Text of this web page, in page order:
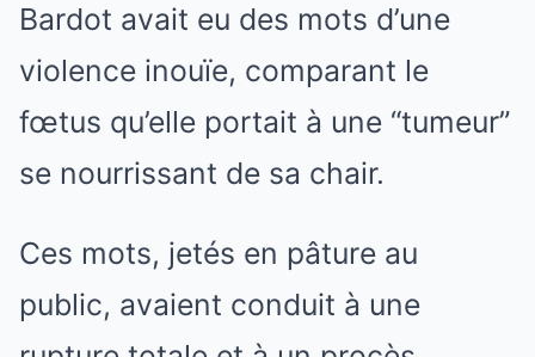
Bardot avait eu des mots d’une
violence inouïe, comparant le
fœtus qu’elle portait à une “tumeur”
se nourrissant de sa chair.
Ces mots, jetés en pâture au
public, avaient conduit à une